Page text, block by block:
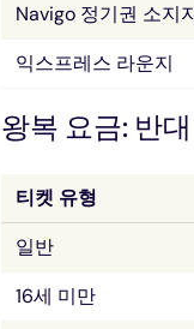
Navigo 정기권 소지
익스프레스 라운지
왕복 요금: 반
티켓 유형
일반
16세 미만